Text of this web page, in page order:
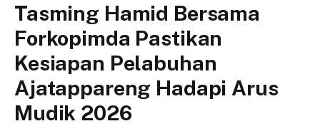
Tasming Hamid Bersama
Forkopimda Pastikan
Kesiapan Pelabuhan
Ajatappareng Hadapi Arus
Mudik 2026